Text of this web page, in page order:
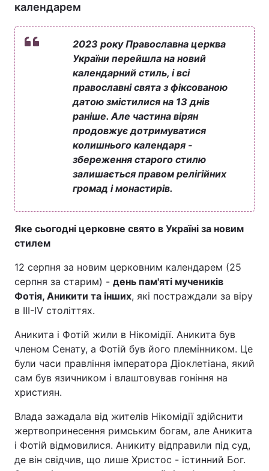
календарем
2023 року Православна церква
України перейшла на новий
календарний стиль, і всі
православні свята з фіксованою
датою змістилися на 13 днів
раніше. Але частина вірян
продовжує дотримуватися
колишнього календаря -
збереження старого стилю
залишається правом релігійних
громад і монастирів.
Яке сьогодні церковне свято в Україні за новим
стилем
12 серпня за новим церковним календарем (25
серпня за старим) - день пам'яті мучеників
Фотія, Аникити та інших, які постраждали за віру
в III-IV століттях.
Аникита і Фотій жили в Нікомідії. Аникита був
членом Сенату, а Фотій був його племінником. Це
були часи правління імператора Діоклетіана, який
сам був язичником і влаштовував гоніння на
християн.
Влада зажадала від жителів Нікомідії здійснити
жертвопринесення римським богам, але Аникита
і Фотій відмовилися. Аникиту відправили під суд,
де він свідчив, що лише Христос - істинний Бог.